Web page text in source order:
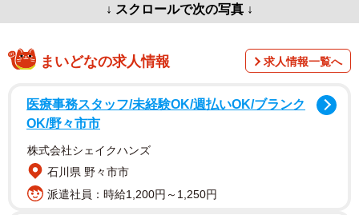
↓ スクロールで次の写真 ↓
まいどなの求人情報 求人情報一覧へ
医療事務スタッフ/未経験OK/週払いOK/ブランク
OK/野々市市
株式会社シェイクハンズ
石川県 野々市市
派遣社員：時給1,200円～1,250円